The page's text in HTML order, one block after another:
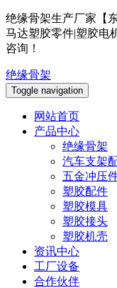
绝缘骨架生产厂家【
马达塑胶零件|塑胶电
咨询！
绝缘骨架
Toggle navigation
网站首页
产品中心
绝缘骨架
汽车支架
五金冲压
塑胶配件
塑胶模具
塑胶接头
塑胶机壳
资讯中心
工厂设备
合作伙伴